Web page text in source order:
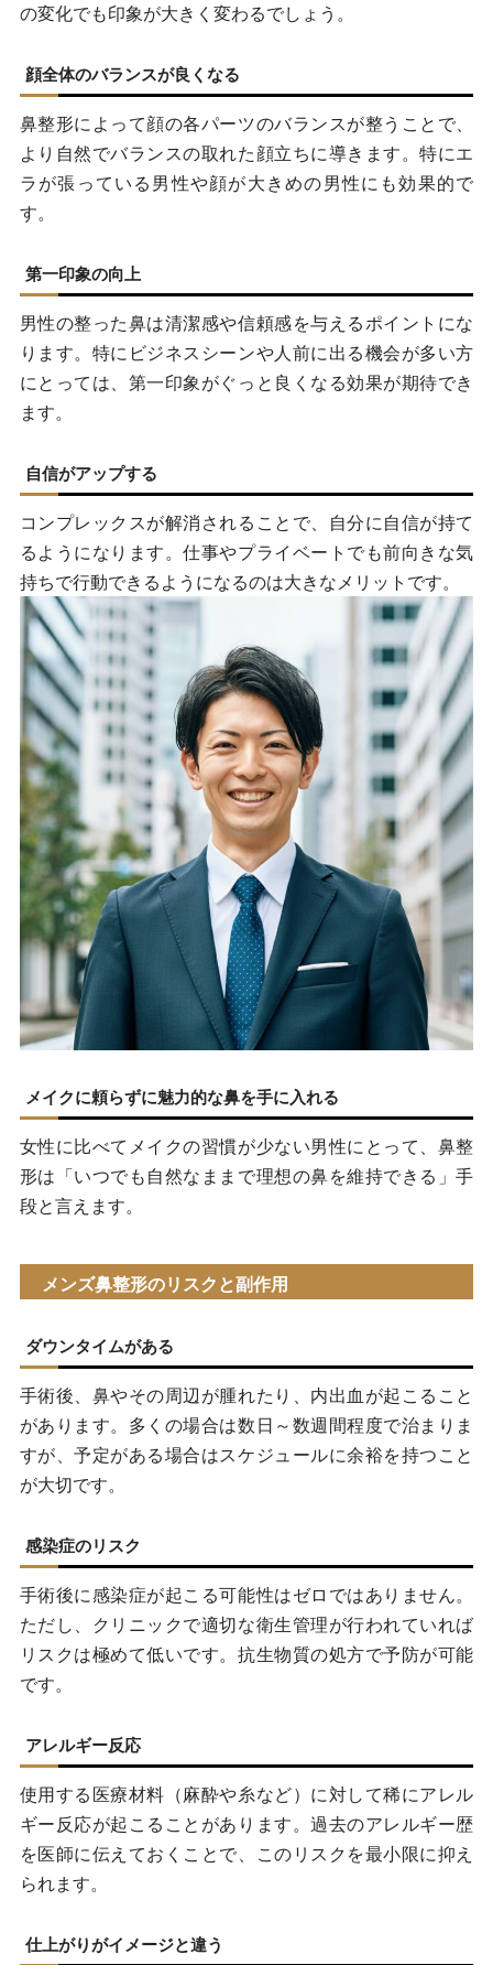
の変化でも印象が大きく変わるでしょう。
顔全体のバランスが良くなる
鼻整形によって顔の各パーツのバランスが整うことで、
より自然でバランスの取れた顔立ちに導きます。特にエ
ラが張っている男性や顔が大きめの男性にも効果的で
す。
第一印象の向上
男性の整った鼻は清潔感や信頼感を与えるポイントにな
ります。特にビジネスシーンや人前に出る機会が多い方
にとっては、第一印象がぐっと良くなる効果が期待でき
ます。
自信がアップする
コンプレックスが解消されることで、自分に自信が持て
るようになります。仕事やプライベートでも前向きな気
持ちで行動できるようになるのは大きなメリットです。
メイクに頼らずに魅力的な鼻を手に入れる
女性に比べてメイクの習慣が少ない男性にとって、鼻整
形は「いつでも自然なままで理想の鼻を維持できる」手
段と言えます。
メンズ鼻整形のリスクと副作用
ダウンタイムがある
手術後、鼻やその周辺が腫れたり、内出血が起こること
があります。多くの場合は数日～数週間程度で治まりま
すが、予定がある場合はスケジュールに余裕を持つこと
が大切です。
感染症のリスク
手術後に感染症が起こる可能性はゼロではありません。
ただし、クリニックで適切な衛生管理が行われていれば
リスクは極めて低いです。抗生物質の処方で予防が可能
です。
アレルギー反応
使用する医療材料（麻酔や糸など）に対して稀にアレル
ギー反応が起こることがあります。過去のアレルギー歴
を医師に伝えておくことで、このリスクを最小限に抑え
られます。
仕上がりがイメージと違う